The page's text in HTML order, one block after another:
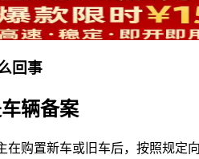
回事
辆备案
在购置新车或旧车后，按照规定